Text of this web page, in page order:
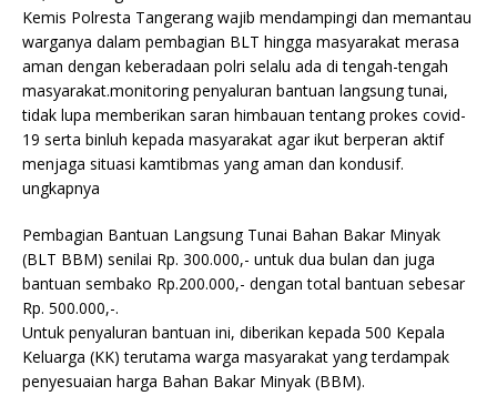
Kemis Polresta Tangerang wajib mendampingi dan memantau
warganya dalam pembagian BLT hingga masyarakat merasa
aman dengan keberadaan polri selalu ada di tengah-tengah
masyarakat.monitoring penyaluran bantuan langsung tunai,
tidak lupa memberikan saran himbauan tentang prokes covid-
19 serta binluh kepada masyarakat agar ikut berperan aktif
menjaga situasi kamtibmas yang aman dan kondusif.
ungkapnya
Pembagian Bantuan Langsung Tunai Bahan Bakar Minyak
(BLT BBM) senilai Rp. 300.000,- untuk dua bulan dan juga
bantuan sembako Rp.200.000,- dengan total bantuan sebesar
Rp. 500.000,-.
Untuk penyaluran bantuan ini, diberikan kepada 500 Kepala
Keluarga (KK) terutama warga masyarakat yang terdampak
penyesuaian harga Bahan Bakar Minyak (BBM).